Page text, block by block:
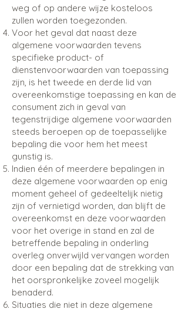
weg of op andere wijze kosteloos
zullen worden toegezonden.
Voor het geval dat naast deze
algemene voorwaarden tevens
specifieke product- of
dienstenvoorwaarden van toepassing
zijn, is het tweede en derde lid van
overeenkomstige toepassing en kan de
consument zich in geval van
tegenstrijdige algemene voorwaarden
steeds beroepen op de toepasselijke
bepaling die voor hem het meest
gunstig is.
Indien één of meerdere bepalingen in
deze algemene voorwaarden op enig
moment geheel of gedeeltelijk nietig
zijn of vernietigd worden, dan blijft de
overeenkomst en deze voorwaarden
voor het overige in stand en zal de
betreffende bepaling in onderling
overleg onverwijld vervangen worden
door een bepaling dat de strekking van
het oorspronkelijke zoveel mogelijk
benaderd.
Situaties die niet in deze algemene